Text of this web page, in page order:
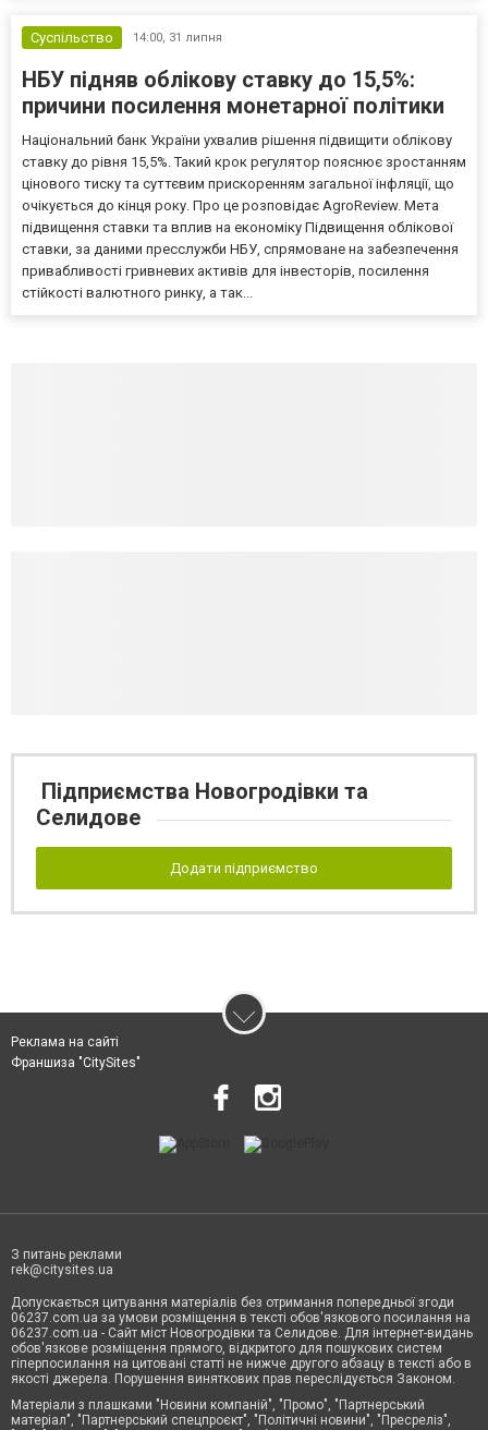
Суспільство 14:00, 31 липня
НБУ підняв облікову ставку до 15,5%:
причини посилення монетарної політики
Національний банк України ухвалив рішення підвищити облікову
ставку до рівня 15,5%. Такий крок регулятор пояснює зростанням
цінового тиску та суттєвим прискоренням загальної інфляції, що
очікується до кінця року. Про це розповідає AgroReview. Мета
підвищення ставки та вплив на економіку Підвищення облікової
ставки, за даними пресслужби НБУ, спрямоване на забезпечення
привабливості гривневих активів для інвесторів, посилення
стійкості валютного ринку, а так...
Підприємства Новогродівки та
Селидове
Додати підприємство
Реклама на сайті
Франшиза "CitySites"
З питань реклами
rek@citysites.ua
Допускається цитування матеріалів без отримання попередньої згоди
06237.com.ua за умови розміщення в тексті обов'язкового посилання на
06237.com.ua - Сайт міст Новогродівки та Селидове. Для інтернет-видань
обов'язкове розміщення прямого, відкритого для пошукових систем
гіперпосилання на цитовані статті не нижче другого абзацу в тексті або в
якості джерела. Порушення виняткових прав переслідується Законом.
Матеріали з плашками "Новини компаній", "Промо", "Партнерський
матеріал", "Партнерський спецпроєкт", "Політичні новини", "Пресреліз",